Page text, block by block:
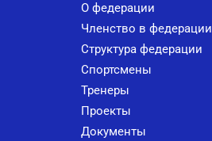
О федерации
Членство в федерации
Структура федерации
Спортсмены
Тренеры
Проекты
Документы